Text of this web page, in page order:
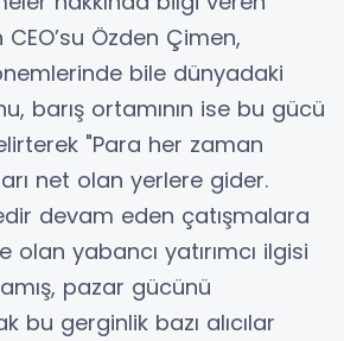
CEO’su Özden Çimen,
bile dünyadaki
barış ortamının ise bu gücü
"Para her zaman
net olan yerlere gider.
devam eden çatışmalara
olan yabancı yatırımcı ilgisi
pazar gücünü
bu gerginlik bazı alıcılar